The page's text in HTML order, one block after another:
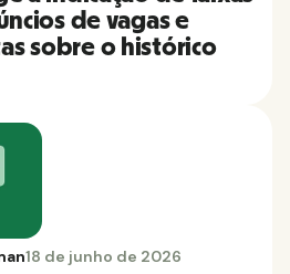
de vagas e
sobre o histórico
18 de junho de 2026